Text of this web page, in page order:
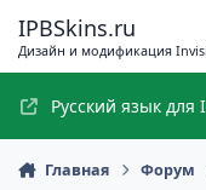
IPBSkins.ru
Дизайн и модификация
Русский язык
Главная Форум